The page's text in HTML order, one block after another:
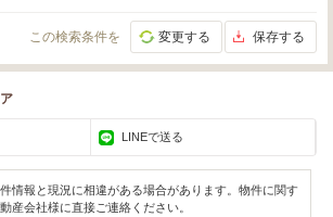
この検索条件を 変更する 保存する
LINEで送る
情報と現況に相違がある場合があります。物件に関す
産会社様に直接ご連絡ください。